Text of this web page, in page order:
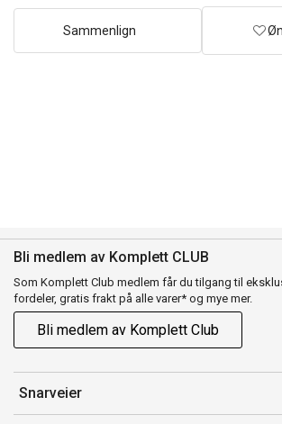
Sammenlign
Bli medlem av Komplett CLUB
Som Komplett Club medlem får du tilgang til
fordeler, gratis frakt på alle varer* og mye mer.
Bli medlem av Komplett Club
Snarveier